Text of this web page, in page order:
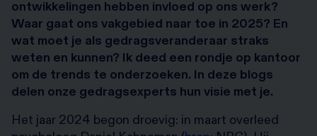
ontwikkelingen hebben invloed op ons werk?
Waar gaat ons vakgebied naar toe in 2025? En
wat moet je als gedragsveranderaar straks
weten en kunnen? Ik deed een rondje op kantoor
om de trends te onderzoeken. In deze blogs
delen onze gedragsexperts hun visie met je.
Het jaar 2024 begon droevig: in maart overleed